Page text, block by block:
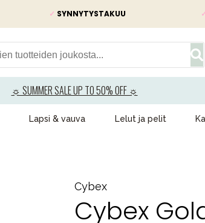
✓ SYNNYTYSTAKUU ✓
☼ SUMMER SALE UP TO 50% OFF ☼
Lapsi & vauva Lelut ja pelit
Cybex
Cybex